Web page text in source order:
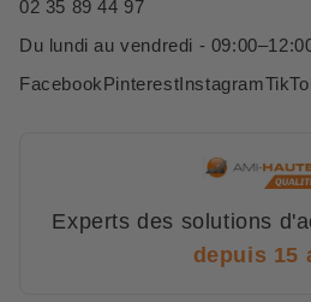
02 35 89 44 97
Du lundi au vendredi -
FacebookPinterestInstagram
Experts des solutions
depuis 15